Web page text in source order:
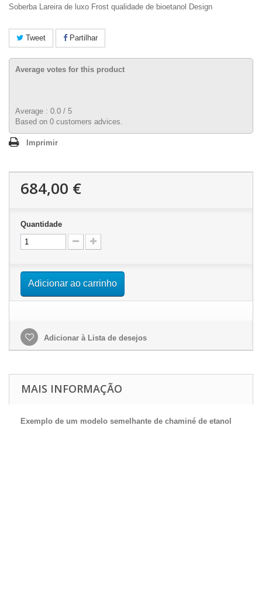
Soberba Lareira de luxo Frost qualidade de bioetanol Design
Tweet Partilhar
Average votes for this product
Average : 0.0 / 5
Based on 0 customers advices.
Imprimir
684,00 €
Quantidade
Adicionar ao carrinho
Adicionar à Lista de desejos
MAIS INFORMAÇÃO
Exemplo de um modelo semelhante de chaminé de etanol